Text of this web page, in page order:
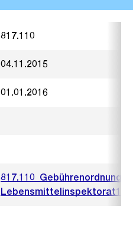
817.110
04.11.2015
01.01.2016
817.110_Gebührenordnung